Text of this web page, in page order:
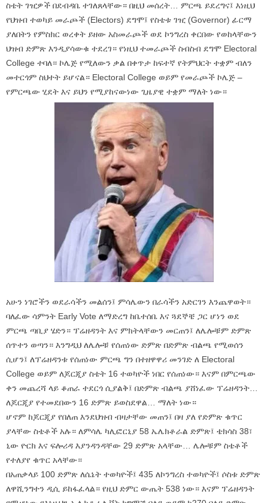
ስቴት ገዢዎች በደብዳቤ ተገለጸላቸው። በዚህ መሰረት… ምርጫ ይደረግና፤ እነዚህ
የህዝብ ተወካይ መራጮች (Electors) ደግሞ፤ የስቴቱ ገዢ (Governor) ፊርማ
ያለበትን የምስክር ወረቀት ይዘው አስመራጮች ወደ ኮንግረስ ቀርበው የወከላቸውን
ህዝብ ድምጽ እንዲያሳውቁ ተደረገ። የነዚህ ተመራጮች ስብስብ ደግሞ Electoral
College ተባለ። ኮሌጅ የሚለውን ቃል በቀጥታ ከፍተኛ የትምህርት ተቋም ብለን
መተርጎም ስህተት ይሆናል። Electoral College ወይም የመራጮች ኮሌጅ –
የምርጫው ሂደት እና ይህን የሚያከናውነው ጊዜያዊ ተቋም ማለት ነው።
አሁን ነገሮችን ወደራሳችን መልሰን፤ ምሳሌውን በራሳችን አድርገን እንጨዋወት።
ባለፈው ሳምንት Early Vote ለማድረግ ከቤተሰቤ እና ጓደኞቼ ጋር ሆነን ወደ
ምርጫ ጣቢያ ሄድን። ፕሬዘዳንት እና ምክትላቸውን መርጠን፤ ለሌሎቹም ድምጽ
ሰጥተን ወጣን። እንግዲህ ለሌሎቹ የሰጠነው ድምጽ በድምጽ ብልጫ የሚወሰን
ሲሆን፤ ለፕሬዘዳንቱ የሰጠነው ምርጫ ግን በተዘዋዋሪ መንገድ ለ Electoral
College ወይም ለጆርጂያ ስቴት 16 ተወካዮች ነበር የሰጠነው። እናም በምርጫው
ቀን መጨረሻ ላይ ቆጠራ ተደርጎ ሲያልቅ፤ በድምጽ ብልጫ ያሸነፈው ፕሬዘዳንት…
ለጆርጂያ የተመደበውን 16 ድምጽ ይወስደዋል… ማለት ነው።
ሆኖም ከጆርጂያ የበለጠ እንደህዝብ ብዛታቸው መጠን፤ በዛ ያለ የድምጽ ቁጥር
ያላቸው ስቴቶች አሉ። ለምሳሌ ካሊፎርኒያ 58 ኤሌክቶራል ድምጽ፤ ቴክሳስ 38፣
ኒው ዮርክ እና ፍሎሪዳ እያንዳንዳቸው 29 ድምጽ አላቸው… ሌሎቹም ስቴቶች
የተለያየ ቁጥር አላቸው።
በአጠቃላይ 100 ድምጽ ለሴኔት ተወካዮች፤ 435 ለኮንግረስ ተወካዮች፤ ሶስቱ ድምጽ
ለዋሺንግተን ዲሲ ይከፋፈላል። የዚህ ድምር ውጤት 538 ነው። እናም ፕሬዘዳንት